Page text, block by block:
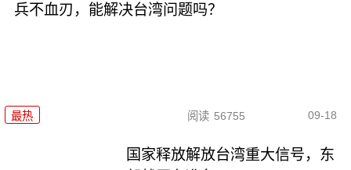
兵不血刃，能解决台湾问题吗？
最热 阅读 56755 09-18
国家释放解放台湾重大信号，东